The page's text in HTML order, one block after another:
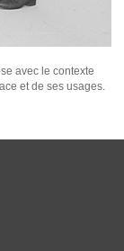
avec le contexte
et de ses usages.